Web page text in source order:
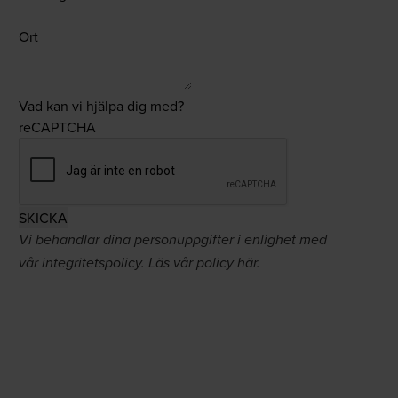
Ort
Vad kan vi hjälpa dig med?
reCAPTCHA
Vi behandlar dina personuppgifter i enlighet med
vår integritetspolicy. Läs vår policy här.